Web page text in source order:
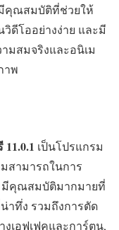
คุณสมบัติที่ช่วยให้
ดีโออย่างง่าย และมี
สมจริงและอนิเม
าพ
11.0.1 เป็นโปรแกรม
สามารถในการ
มีคุณสมบัติมากมายที่
าทึ่ง รวมถึงการตัด
งเอฟเฟคและการ์ตูน,